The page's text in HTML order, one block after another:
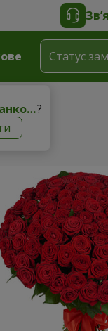
Івано-Франкове?
Статус